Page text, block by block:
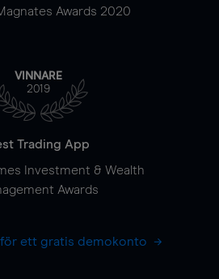
Awards 2020
VINNARE
2019
Trading App
Investment & Wealth
Awards
ett gratis demokonto